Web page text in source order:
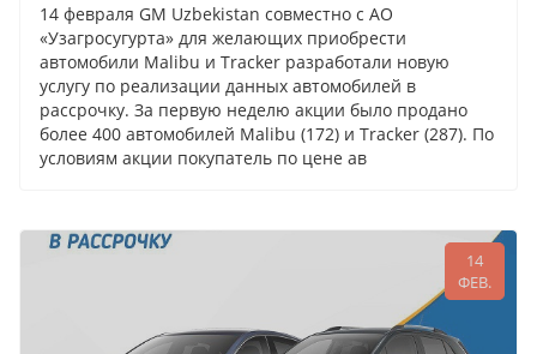
14 февраля GM Uzbekistan совместно с АО
«Узагросугурта» для желающих приобрести
автомобили Malibu и Tracker разработали новую
услугу по реализации данных автомобилей в
рассрочку. За первую неделю акции было продано
более 400 автомобилей Malibu (172) и Tracker (287). По
условиям акции покупатель по цене ав
14
ФЕВ.